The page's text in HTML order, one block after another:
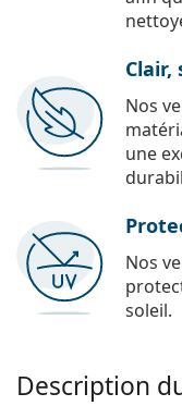
Clair,
Nos
une
Nos
soleil.
Description